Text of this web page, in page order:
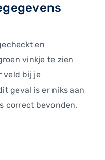
en
vinkje te zien
veld bij je
geval is er niks aan
correct bevonden.